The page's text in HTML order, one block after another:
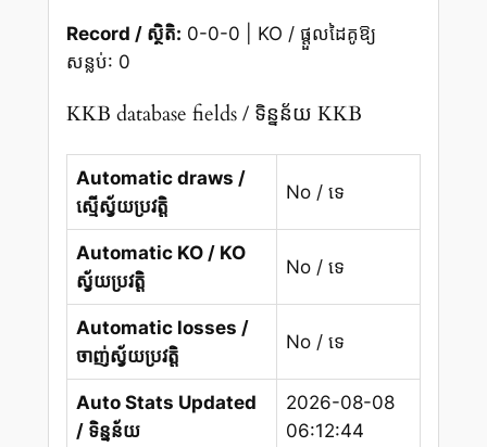
Record / ស្ថិតិ: 0-0-0 | KO / ផ្តួលដៃគូឱ្យ
សន្លប់: 0
KKB database fields / ទិន្នន័យ KKB
Automatic draws /
ស្មើស្វ័យប្រវត្តិ
No / ទេ
Automatic KO / KO
ស្វ័យប្រវត្តិ
No / ទេ
Automatic losses /
ចាញ់ស្វ័យប្រវត្តិ
No / ទេ
Auto Stats Updated
/ ទិន្នន័យ
2026-08-08
06:12:44